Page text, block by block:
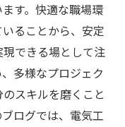
す。快適な職場環
ることから、安定
できる場として注
多様なプロジェク
スキルを磨くこと
ログでは、電気工